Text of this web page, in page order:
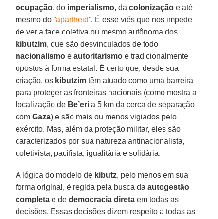
ocupação, do imperialismo, dacolonização e até
mesmo do “apartheid”. É esse viés que nos impede
de ver a face coletiva ou mesmo autônoma dos
kibutzim, que são desvinculados de todo
nacionalismo eautoritarismo e tradicionalmente
opostos à forma estatal. É certo que, desde sua
criação, os kibutzim têm atuado como uma barreira
para proteger as fronteiras nacionais (como mostra a
localização de Be’eri a 5 km da cerca de separação
comGaza) e são mais ou menos vigiados pelo
exército. Mas, além da proteção militar, eles são
caracterizados por sua natureza antinacionalista,
coletivista, pacifista, igualitária e solidária.
A lógica do modelo de kibutz, pelo menos em sua
forma original, é regida pela busca daautogestão
completa e dedemocracia direta em todas as
decisões. Essas decisões dizem respeito a todas as